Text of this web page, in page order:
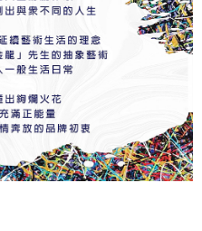
網址：
人或監護人之同意方可使用
個別帳號之用戶狀況，依本公司即
不足之情形，本公司將視審查結果
訊註冊。若發現惡意使用之情形，
之使用額度並採取法律行動。